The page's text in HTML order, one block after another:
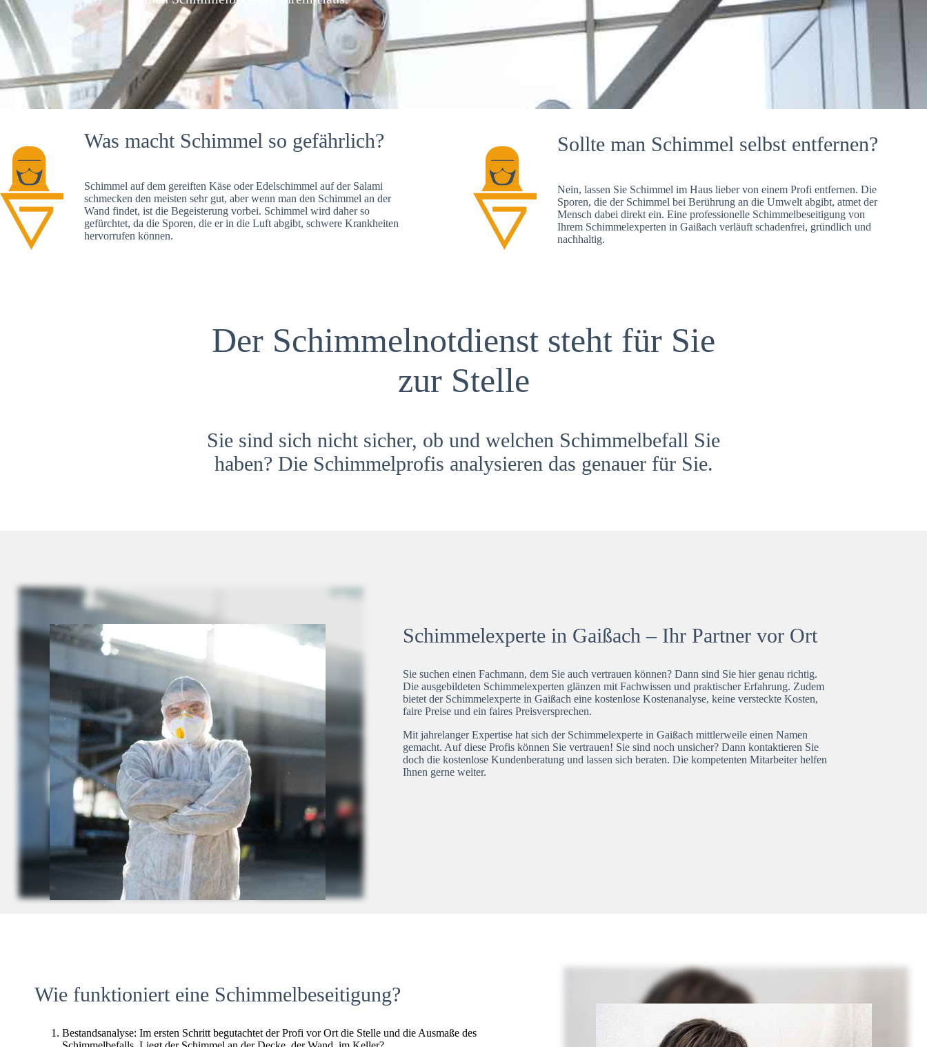
Was macht Schimmel so gefährlich?
Schimmel auf dem gereiften Käse oder Edelschimmel auf der Salami
schmecken den meisten sehr gut, aber wenn man den Schimmel an der
Wand findet, ist die Begeisterung vorbei. Schimmel wird daher so
gefürchtet, da die Sporen, die er in die Luft abgibt, schwere Krankheiten
hervorrufen können.
Sollte man Schimmel selbst entfernen?
Nein, lassen Sie Schimmel im Haus lieber von einem Profi entfernen. Die
Sporen, die der Schimmel bei Berührung an die Umwelt abgibt, atmet der
Mensch dabei direkt ein. Eine professionelle Schimmelbeseitigung von
Ihrem Schimmelexperten in Gaißach verläuft schadenfrei, gründlich und
nachhaltig.
Der Schimmelnotdienst steht für Sie
zur Stelle
Sie sind sich nicht sicher, ob und welchen Schimmelbefall Sie
haben? Die Schimmelprofis analysieren das genauer für Sie.
Schimmelexperte in Gaißach – Ihr Partner vor Ort
Sie suchen einen Fachmann, dem Sie auch vertrauen können? Dann sind Sie hier genau richtig.
Die ausgebildeten Schimmelexperten glänzen mit Fachwissen und praktischer Erfahrung. Zudem
bietet der Schimmelexperte in Gaißach eine kostenlose Kostenanalyse, keine versteckte Kosten,
faire Preise und ein faires Preisversprechen.
Mit jahrelanger Expertise hat sich der Schimmelexperte in Gaißach mittlerweile einen Namen
gemacht. Auf diese Profis können Sie vertrauen! Sie sind noch unsicher? Dann kontaktieren Sie
doch die kostenlose Kundenberatung und lassen sich beraten. Die kompetenten Mitarbeiter helfen
Ihnen gerne weiter.
Wie funktioniert eine Schimmelbeseitigung?
Bestandsanalyse: Im ersten Schritt begutachtet der Profi vor Ort die Stelle und die Ausmaße des